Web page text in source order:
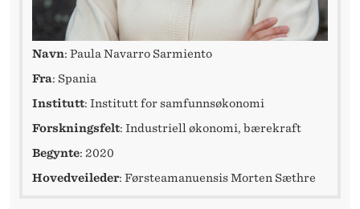
Navn: Paula Navarro Sarmiento
Fra: Spania
Institutt: Institutt for samfunnsøkonomi
Forskningsfelt: Industriell økonomi, bærekraft
Begynte: 2020
Hovedveileder: Førsteamanuensis Morten Sæthre